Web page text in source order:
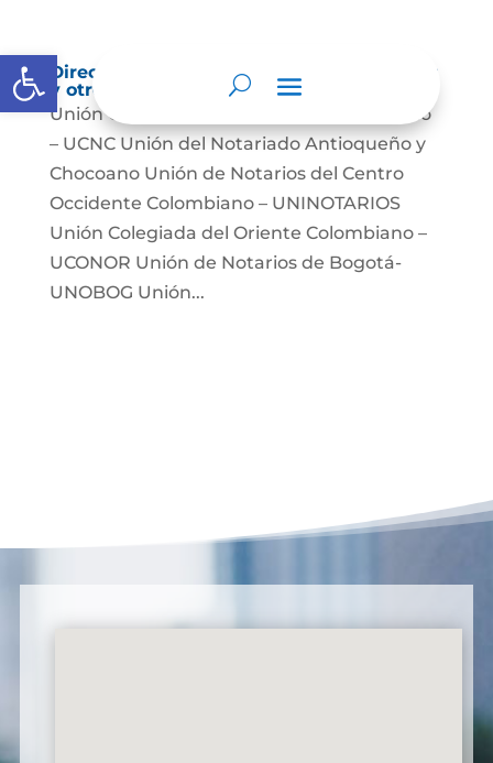
Abrir barra de herramientas
Directorio de agremiaciones, asociaciones
y otros grupos de interés
Unión Colegiada de Notariado Colombiano
– UCNC Unión del Notariado Antioqueño y
Chocoano Unión de Notarios del Centro
Occidente Colombiano – UNINOTARIOS
Unión Colegiada del Oriente Colombiano –
UCONOR Unión de Notarios de Bogotá-
UNOBOG Unión...